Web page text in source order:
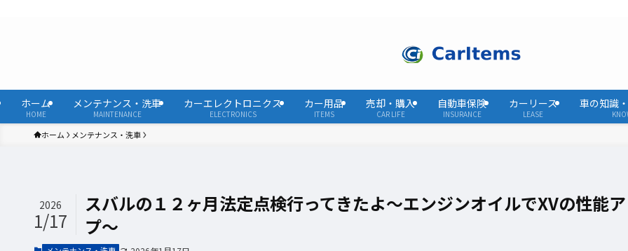
ホーム
HOME
メンテナンス・洗車
MAINTENANCE
カーエレクトロニクス
ELECTRONICS
カー用品
ITEMS
売却・購入
CAR LIFE
自動車保険
INSURANCE
カーリース
LEASE
車の知識
ホーム メンテナンス・洗車
スバルの１２ヶ月法定点検行ってきたよ〜エンジンオイルでXVの性能
プ〜
2026
1/17